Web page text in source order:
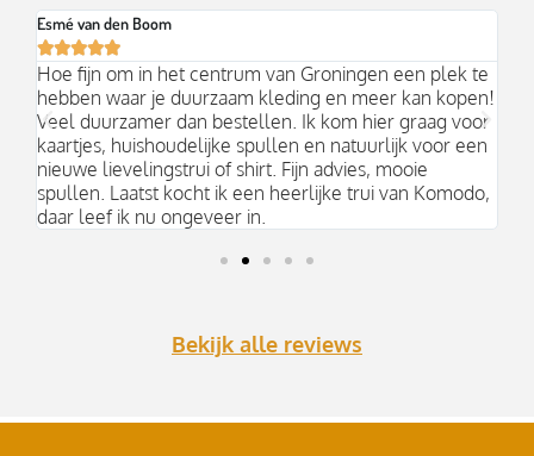
Esmé van den Boom

Hoe fijn om in het centrum van Groningen een plek te
hebben waar je duurzaam kleding en meer kan kopen!
Veel duurzamer dan bestellen. Ik kom hier graag voor
kaartjes, huishoudelijke spullen en natuurlijk voor een
nieuwe lievelingstrui of shirt. Fijn advies, mooie
spullen. Laatst kocht ik een heerlijke trui van Komodo,
daar leef ik nu ongeveer in.
Bekijk alle reviews